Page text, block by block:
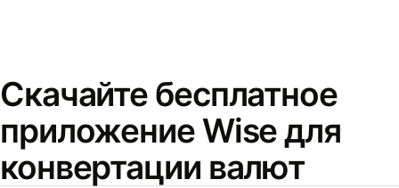
Скачайте бесплатное
приложение Wise для
конвертации валют